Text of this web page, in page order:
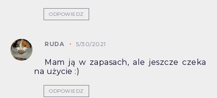
ODPOWIEDZ
RUDA 5/30/2021
Mam ją w zapasach, ale jeszcze czeka
na użycie :)
ODPOWIEDZ